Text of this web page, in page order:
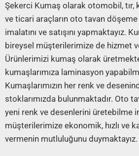
Şekerci Kumaş olarak otomobil, tır,
ve ticari araçların oto tavan döşeme
imalatını ve satışını yapmaktayız.
bireysel müşterilerimize de hizmet
Ürünlerimizi kumaş olarak
kumaşlarımıza laminasyon
Kumaşlarımızın her renk ve
stoklarımızda bulunmaktadır. Oto
yeni renk ve desenlerini üretebilme
müşterilerimize ekonomik, hızlı ve
vermenin mutluluğunu duymaktayız.